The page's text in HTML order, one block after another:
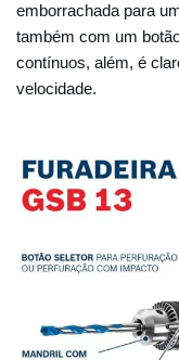
emborrachada para
também com um
contínuos, além, é
velocidade.